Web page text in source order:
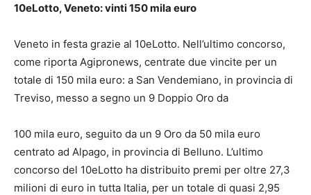
10eLotto, Veneto: vinti 150 mila euro
Veneto in festa grazie al 10eLotto. Nell’ultimo concorso,
come riporta Agipronews, centrate due vincite per un
totale di 150 mila euro: a San Vendemiano, in provincia di
Treviso, messo a segno un 9 Doppio Oro da
100 mila euro, seguito da un 9 Oro da 50 mila euro
centrato ad Alpago, in provincia di Belluno. L’ultimo
concorso del 10eLotto ha distribuito premi per oltre 27,3
milioni di euro in tutta Italia, per un totale di quasi 2,95